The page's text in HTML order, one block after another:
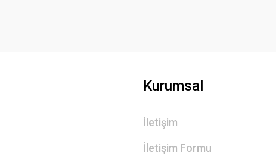
Gönder
Kurumsal
İletişim
İletişim Formu